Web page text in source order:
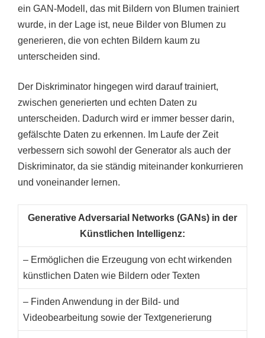
ein GAN-Modell, das mit Bildern von Blumen trainiert
wurde, in der Lage ist, neue Bilder von Blumen zu
generieren, die von echten Bildern kaum zu
unterscheiden sind.
Der Diskriminator hingegen wird darauf trainiert,
zwischen generierten und echten Daten zu
unterscheiden. Dadurch wird er immer besser darin,
gefälschte Daten zu erkennen. Im Laufe der Zeit
verbessern sich sowohl der Generator als auch der
Diskriminator, da sie ständig miteinander konkurrieren
und voneinander lernen.
Generative Adversarial Networks (GANs) in der
Künstlichen Intelligenz:
– Ermöglichen die Erzeugung von echt wirkenden
künstlichen Daten wie Bildern oder Texten
– Finden Anwendung in der Bild- und
Videobearbeitung sowie der Textgenerierung